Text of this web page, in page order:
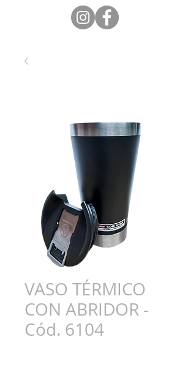
VASO TÉRMICO
CON ABRIDOR -
Cód. 6104